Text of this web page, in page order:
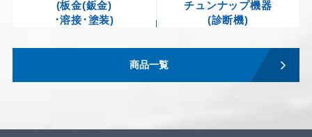
(板金(鈑金)
･溶接･塗装)
チュンナップ機器
(診断機)
商品一覧